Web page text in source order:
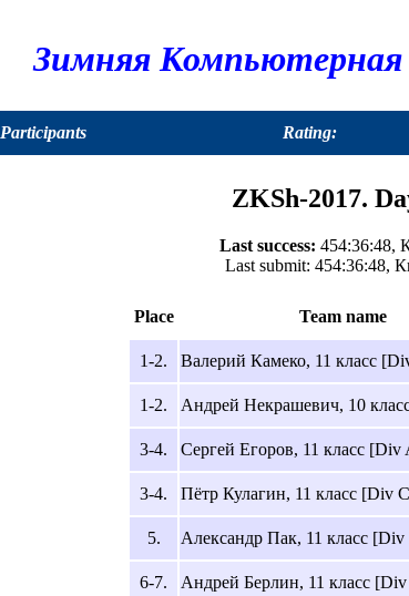
Зимняя
Participants Rating:
ZKSh-2017.
Last success: 454:36:48,
Last submit: 454:36:48,
Place Team name
1-2. Валерий Камеко, 11 класс
1-2. Андрей Некрашевич, 10
3-4. Сергей Егоров, 11 класс [Div
3-4. Пётр Кулагин, 11 класс [Div
5. Александр Пак, 11 класс
6-7. Андрей Берлин, 11 класс